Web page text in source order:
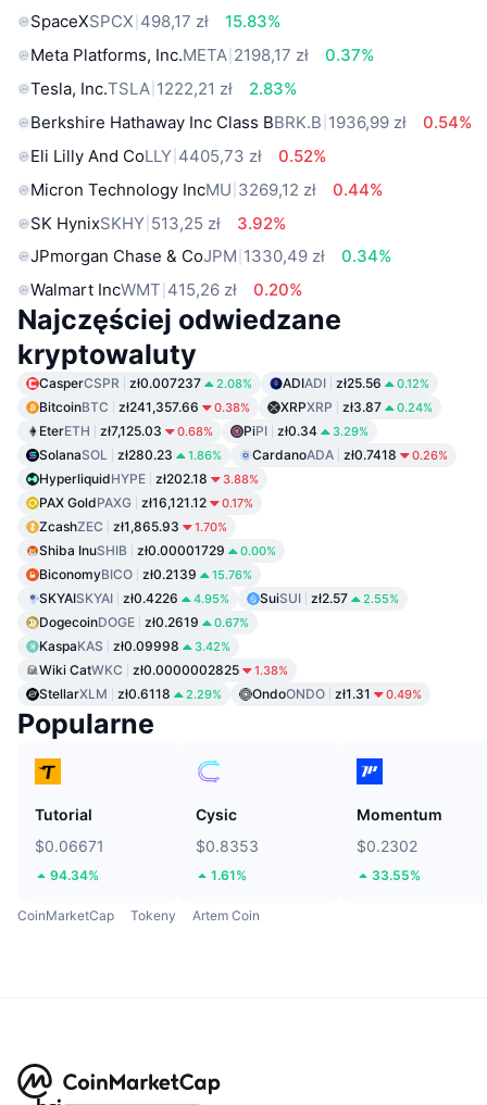
SpaceXSPCX 498,17 zł
15.83%
Meta Platforms, Inc.META 2198,17 zł
0.37%
Tesla, Inc.TSLA 1222,21 zł
2.83%
Berkshire Hathaway Inc Class BBRK.B 1936,99 zł
0.54%
Eli Lilly And CoLLY 4405,73 zł
0.52%
Micron Technology IncMU 3269,12 zł
0.44%
SK HynixSKHY 513,25 zł
3.92%
JPmorgan Chase & CoJPM 1330,49 zł
0.34%
Walmart IncWMT 415,26 zł 0.20%
Najczęściej odwiedzane
kryptowaluty
CasperCSPR zł0.007237 2.08% ADIADI zł25.56 0.12%
BitcoinBTC zł241,357.66 0.38% XRPXRP zł3.87 0.24%
EterETH zł7,125.03 0.68% PiPI zł0.34 3.29%
SolanaSOL zł280.23 1.86% CardanoADA zł0.7418 0.26%
HyperliquidHYPE zł202.18 3.88%
PAX GoldPAXG zł16,121.12 0.17%
ZcashZEC zł1,865.93 1.70%
Shiba InuSHIB zł0.00001729 0.00%
BiconomyBICO zł0.2139 15.76%
SKYAISKYAI zł0.4226 4.95% SuiSUI zł2.57 2.55%
DogecoinDOGE zł0.2619 0.67%
KaspaKAS zł0.09998 3.42%
Wiki CatWKC zł0.0000002825 1.38%
StellarXLM zł0.6118 2.29% OndoONDO zł1.31 0.49%
Popularne
Tutorial
$0.06671
94.34%
Cysic
$0.8353
1.61%
Momentum
$0.2302
33.55%
CoinMarketCap Tokeny Artem Coin